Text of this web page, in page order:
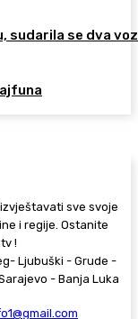
sudarila se dva
sve svoje
i regije. Ostanite
!
Ljubuški - Grude -
- Banja Luka